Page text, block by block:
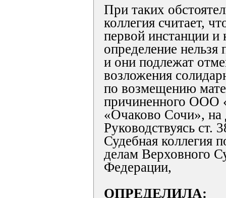
При таких
коллегия считает,
первой инстанции и
определение нельзя
и они подлежат
возложения
по возмещению
причиненного ООО
«Очаково Сочи»,
Руководствуясь
Судебная коллегия
делам Верховного
Федерации,
ОПРЕДЕЛИЛА: